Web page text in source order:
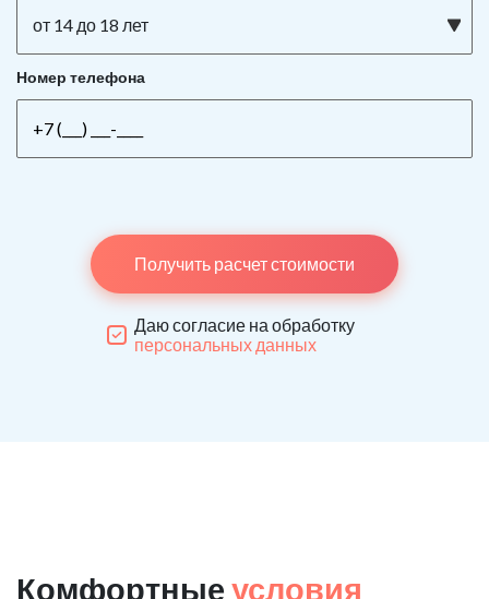
от 14 до 18 лет
Номер телефона
Получить расчет стоимости
Даю согласие на обработку
персональных данных
Комфортные условия